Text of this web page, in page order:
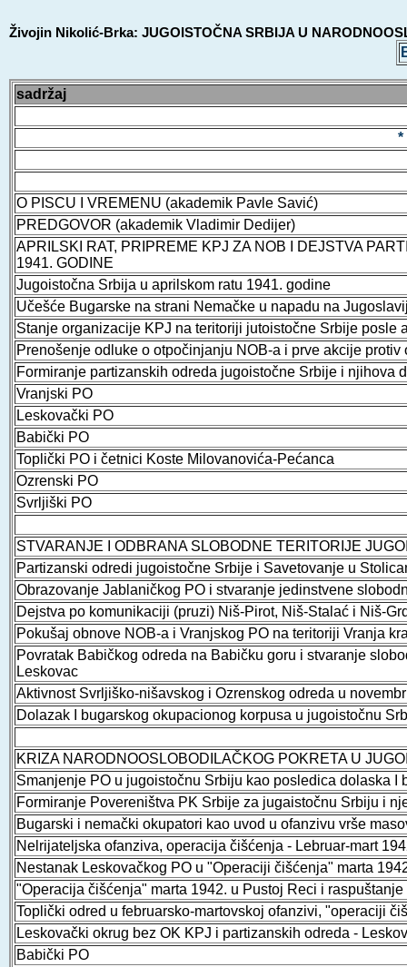
Živojin Nikolić-Brka: JUGOISTOČNA SRBIJA U
sadržaj
*
O PISCU I VREMENU (akademik Pavle Savić)
PREDGOVOR (akademik Vladimir Dedijer)
APRILSKI RAT, PRIPREME KPJ ZA NOB I DEJSTVA
1941. GODINE
Jugoistočna Srbija u aprilskom ratu 1941. godine
Učešće Bugarske na strani Nemačke u napadu na
Stanje organizacije KPJ na teritoriji jutoistočne Srbije posle
Prenošenje odluke o otpočinjanju NOB-a i prve akcije
Formiranje partizanskih odreda jugoistočne Srbije i njihova
Vranjski PO
Leskovački PO
Babički PO
Toplički PO i četnici Koste Milovanovića-Pećanca
Ozrenski PO
Svrljiški PO
STVARANJE I ODBRANA SLOBODNE TERITORIJE
Partizanski odredi jugoistočne Srbije i Savetovanje u
Obrazovanje Jablaničkog PO i stvaranje jedinstvene
Dejstva po komunikaciji (pruzi) Niš-Pirot, Niš-Stalać i Niš-
Pokušaj obnove NOB-a i Vranjskog PO na teritoriji Vranja
Povratak Babičkog odreda na Babičku goru i stvaranje
Leskovac
Aktivnost Svrljiško-nišavskog i Ozrenskog odreda u
Dolazak I bugarskog okupacionog korpusa u jugoistočnu
KRIZA NARODNOOSLOBODILAČKOG POKRETA U
Smanjenje PO u jugoistočnu Srbiju kao posledica dolaska I
Formiranje Povereništva PK Srbije za jugaistočnu Srbiju i
Bugarski i nemački okupatori kao uvod u ofanzivu vrše
Nelrijateljska ofanziva, operacija čišćenja - Lebruar-mart
Nestanak Leskovačkog PO u "Operaciji čišćenja" marta
"Operacija čišćenja" marta 1942. u Pustoj Reci i
Toplički odred u februarsko-martovskoj ofanzivi, "operaciji
Leskovački okrug bez OK KPJ i partizanskih odreda -
Babički PO